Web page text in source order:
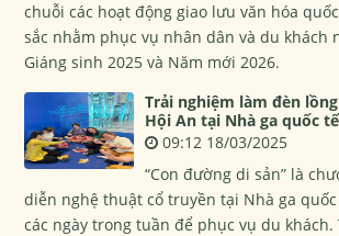
chuỗi các hoạt động giao lưu văn hóa
sắc nhằm phục vụ nhân dân và du khách
Giáng sinh 2025 và Năm mới 2026.
Trải nghiệm làm đèn
Hội An tại Nhà ga quốc
09:12 18/03/2025
“Con đường di sản” là
diễn nghệ thuật cổ truyền tại Nhà ga
các ngày trong tuần để phục vụ du